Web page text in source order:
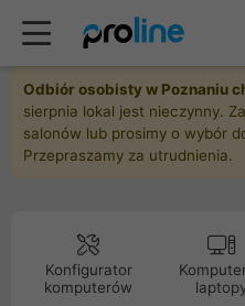
Odbiór osobisty w Poznaniu
sierpnia lokal jest nieczynny.
salonów lub prosimy o wybór
Przepraszamy za utrudnienia.
Konfigurator
komputerów